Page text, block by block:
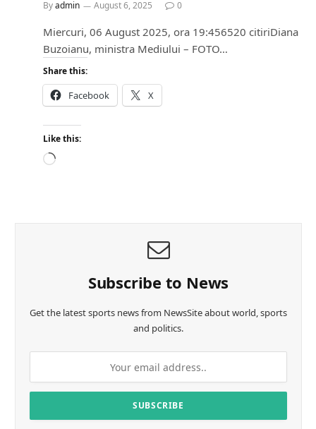
Byadmin August 6, 2025 0
Miercuri, 06 August 2025, ora 19:456520 citiriDiana
Buzoianu, ministra Mediului – FOTO…
Share this:
Facebook X
Like this:
L
Subscribe to News
Get the latest sports news from NewsSite about world, sports
and politics.